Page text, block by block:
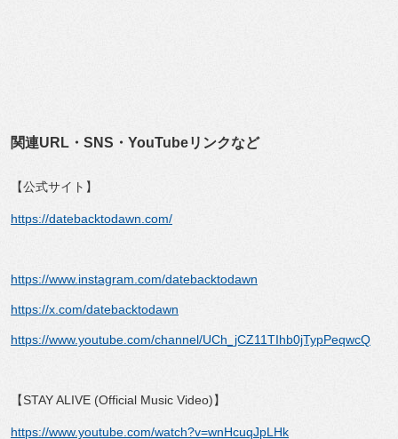
https://x.com/datebacktodawn
https://www.youtube.com/channel/UCh_jCZ11TIhb0jTypPeqwcQ
【STAY ALIVE (Official Music Video)】
https://www.youtube.com/watch?v=wnHcuqJpLHk
リリース情報・ライブ情報